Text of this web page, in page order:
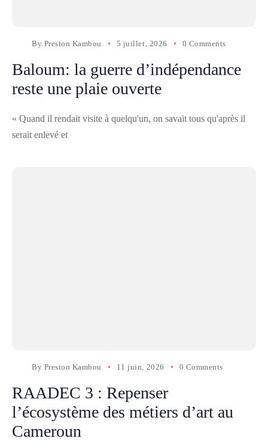
By Preston Kambou 5 juillet, 2026 0 Comments
Baloum: la guerre d’indépendance
reste une plaie ouverte
« Quand il rendait visite à quelqu'un, on savait tous qu'après il
serait enlevé et
By Preston Kambou 11 juin, 2026 0 Comments
RAADEC 3 : Repenser
l’écosystème des métiers d’art au
Cameroun